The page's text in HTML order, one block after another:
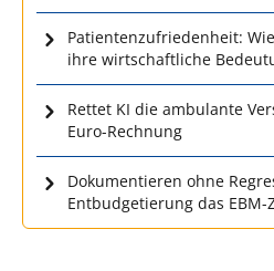
Patientenzufriedenheit:
ihre wirtschaftliche
Rettet KI die ambulante
Euro-Rechnung
Dokumentieren ohne
Entbudgetierung das